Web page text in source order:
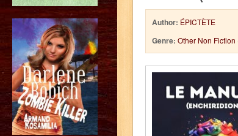
Author: ÉPICTÈTE
Genre: Other Non Fiction